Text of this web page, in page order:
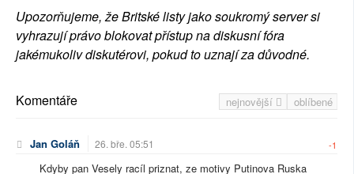
Upozorňujeme, že Britské listy jako soukromý server si
vyhrazují právo blokovat přístup na diskusní fóra
jakémukoliv diskutérovi, pokud to uznají za důvodné.
nejnovější oblíbené
Komentáře
Jan Goláň 26. bře. 05:51 -1
Kdyby pan Vesely racíl priznat, ze motivy Putinova Ruska